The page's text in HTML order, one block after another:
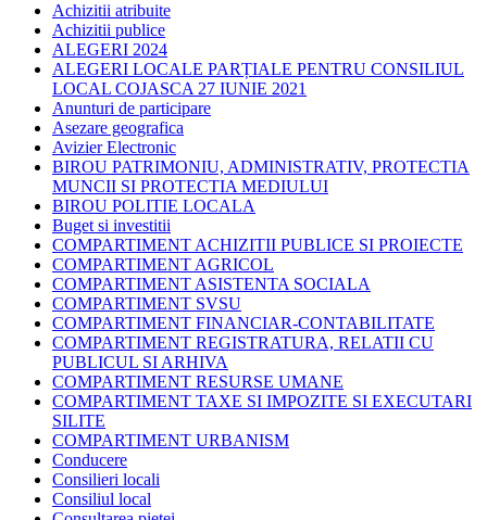
Achizitii atribuite
Achizitii publice
ALEGERI 2024
ALEGERI LOCALE PARȚIALE PENTRU CONSILIUL
LOCAL COJASCA 27 IUNIE 2021
Anunturi de participare
Asezare geografica
Avizier Electronic
BIROU PATRIMONIU, ADMINISTRATIV, PROTECTIA
MUNCII SI PROTECTIA MEDIULUI
BIROU POLITIE LOCALA
Buget si investitii
COMPARTIMENT ACHIZITII PUBLICE SI PROIECTE
COMPARTIMENT AGRICOL
COMPARTIMENT ASISTENTA SOCIALA
COMPARTIMENT SVSU
COMPARTIMENT FINANCIAR-CONTABILITATE
COMPARTIMENT REGISTRATURA, RELATII CU
PUBLICUL SI ARHIVA
COMPARTIMENT RESURSE UMANE
COMPARTIMENT TAXE SI IMPOZITE SI EXECUTARI
SILITE
COMPARTIMENT URBANISM
Conducere
Consilieri locali
Consiliul local